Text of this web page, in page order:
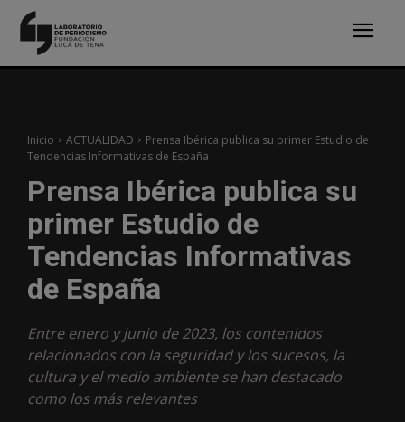
Inicio ACTUALIDAD
Prensa Ibérica publica su primer Estudio de
Tendencias Informativas de España
Prensa Ibérica publica su
primer Estudio de
Tendencias Informativas
de España
Entre enero y junio de 2023, los contenidos
relacionados con la seguridad y los sucesos, la
cultura y el medio ambiente se han destacado
como los más relevantes